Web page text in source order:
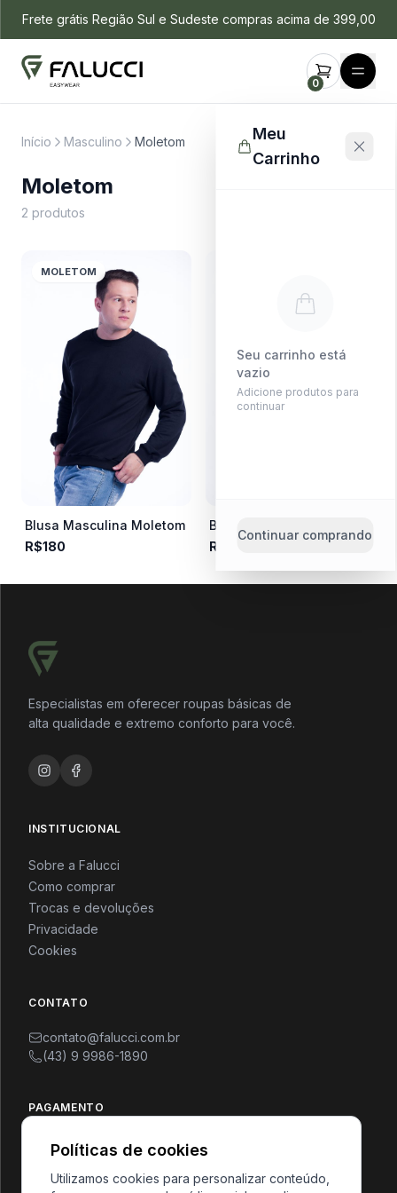
Frete grátis Região Sul e Sudeste compras acima de 399,00
0
CONFERIR
Couro
Meu
Carrinho
Seu carrinho está
vazio
Adicione produtos para
continuar
Continuar comprando
Pesquisar produtos
Início Masculino Moletom
Moletom
2 produtos
MOLETOM
Blusa Masculina Moletom
R$180
Bermuda Moletom
R$142
Especialistas em oferecer roupas básicas de
alta qualidade e extremo conforto para você.
INSTITUCIONAL
Sobre a Falucci
Como comprar
Trocas e devoluções
Privacidade
Cookies
CONTATO
contato@falucci.com.br
(43) 9 9986-1890
PAGAMENTO